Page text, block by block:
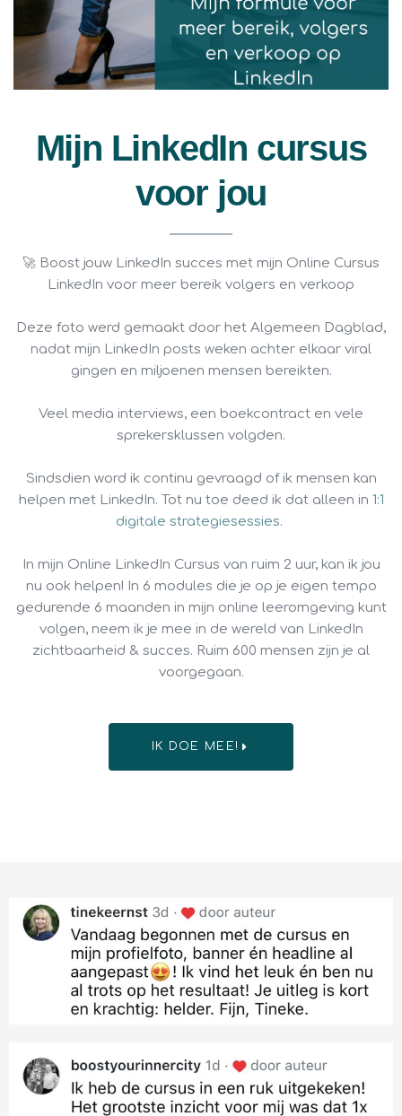
Mijn LinkedIn cursus
voor jou
🚀 Boost jouw LinkedIn succes met mijn Online Cursus
LinkedIn voor meer bereik volgers en verkoop
Deze foto werd gemaakt door het Algemeen Dagblad,
nadat mijn LinkedIn posts weken achter elkaar viral
gingen en miljoenen mensen bereikten.
Veel media interviews, een boekcontract en vele
sprekersklussen volgden.
Sindsdien word ik continu gevraagd of ik mensen kan
helpen met LinkedIn. Tot nu toe deed ik dat alleen in 1:1
digitale strategiesessies.
In mijn Online LinkedIn Cursus van ruim 2 uur, kan ik jou
nu ook helpen! In 6 modules die je op je eigen tempo
gedurende 6 maanden in mijn online leeromgeving kunt
volgen, neem ik je mee in de wereld van LinkedIn
zichtbaarheid & succes. Ruim 600 mensen zijn je al
voorgegaan.
IK DOE MEE!